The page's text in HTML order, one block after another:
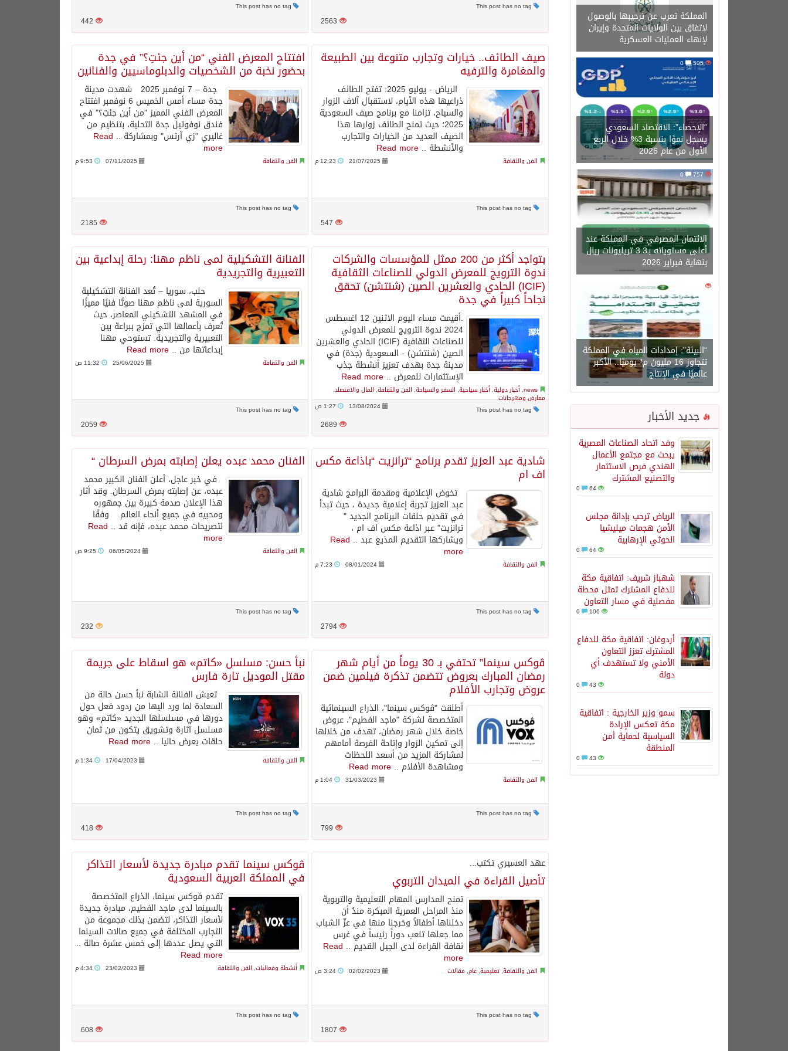
المملكة تعرب عن ترحيبها بالوصول
لاتفاق بين الولايات المتحدة وإيران
لإنهاء العمليات العسكرية
505
“الإحصاء”: الاقتصاد السعودي
يسجل نموًا بنسبة 3% خلال الربع
الأول من عام 2026
757
0
الائتمان المصرفي في المملكة عند
أعلى مستوياته بـ3.3 تريليونات ريال
بنهاية فبراير 2026
1471
“البيئة”: إمدادات المياه في المملكة
تتجاوز 16 مليون م³ يوميًا.. الأكبر
عالميًا في الإنتاج
جديد الأخبار
وفد اتحاد الصناعات المصرية
يبحث مع مجتمع الأعمال
الهندي فرص الاستثمار
والتصنيع المشترك
64
الرياض ترحب بإدانة مجلس
الأمن هجمات ميليشيا
الحوثي الإرهابية
64
شهباز شريف: اتفاقية مكة
للدفاع المشترك تمثل محطة
مفصلية في مسار التعاون
106
أردوغان: اتفاقية مكة للدفاع
المشترك تعزز التعاون
الأمني ولا تستهدف أي
دولة
43
سمو وزير الخارجية : اتفاقية
مكة تعكس الإرادة
السياسية لحماية أمن
المنطقة
43
This post has no tag
442 2563
افتتاح المعرض الفني “من أين جئتِ؟” في جدة
بحضور نخبة من الشخصيات والدبلوماسيين والفنانين
جدة – 7 نوفمبر 2025 شهدت مدينة
جدة مساء أمس الخميس 6 نوفمبر افتتاح
المعرض الفني المميز "من أين جئتِ؟" في
فندق نوفوتيل جدة التحلية، بتنظيم من
غاليري "زي آرتس" وبمشاركة .. Read
more
الفن والثقافة 07/11/2025
This post has no tag
2185
صيف الطائف.. خيارات وتجارب متنوعة بين الطبيعة
والمغامرة والترفيه
الرياض - يوليو 2025: تفتح الطائف
ذراعيها هذه الأيام، لاستقبال آلاف الزوار
والسياح، تزامنا مع برنامج صيف السعودية
2025؛ حيث تمنح الطائف زوارها هذا
الصيف العديد من الخيارات والتجارب
والأنشطة ..Read more
الفن والثقافة 21/07/2025 12:23 م
547
الفنانة التشكيلية لمى ناظم مهنا: رحلة إبداعية بين
التعبيرية والتجريدية
حلب، سوريا – تُعد الفنانة التشكيلية
السورية لمى ناظم مهنا صوتًا فنيًا مميزًا
في المشهد التشكيلي المعاصر، حيث
تُعرف بأعمالها التي تمزج ببراعة بين
التعبيرية والتجريدية. تستوحي مهنا
إبداعاتها من .. Read more
الفن والثقافة 25/06/2025
This post has no tag
2059
بتواجد أكثر من 200 ممثل للمؤسسات والشركات
ندوة الترويج للمعرض الدولي للصناعات الثقافية
(ICIF) الحادي والعشرين الصين (شنتشن) تحقق
نجاحاً كبيراً في جدة
.أقيمت مساء اليوم الاثنين 12 اغسطس
2024 ندوة الترويج للمعرض الدولي
للصناعات الثقافية (ICIF) الحادي والعشرين
الصين (شنتشن) - السعودية (جدة) في
مدينة جدة بهدف تعزيز أنشطة جذب
الإستثمارات للمعرض ..Read more
news
,أخبار دولية,أخبار سياحية, السفر والسياحة, الفن والثقافة, المال والاقتصاد,
معارض ومهرجانات
13/08/2024 1:27 ص
2689
الفنان محمد عبده يعلن إصابته بمرض السرطان “
في خبر عاجل، أعلن الفنان الكبير محمد
عبده، عن إصابته بمرض السرطان. وقد أثار
هذا الإعلان صدمة كبيرة بين جمهوره
ومحبيه في جميع أنحاء العالم. وفقًا
لتصريحات محمد عبده، فإنه قد .. Read
more
الفن والثقافة 06/05/2024
This post has no tag
232
شادية عبد العزيز تقدم برنامج “ترانزيت “باذاعة مكس
اف ام
تخوض الإعلامية ومقدمة البرامج شادية
عبد العزيز تجربة إعلامية جديدة ، حيث تبدأ
في تقديم حلقات البرنامج الجديد "
ترانزيت" عبر اذاعة مكس اف ام ،
ويشاركها التقديم المذيع عبد .. Read
more
الفن والثقافة 08/01/2024 7:23 م
2794
نبأ حسن: مسلسل «كاتم» هو اسقاط على جريمة
مقتل الموديل تارة فارس
تعيش الفنانة الشابة نبأ حسن حالة من
السعادة لما ورد اليها من ردود فعل حول
دورها في مسلسلها الجديد «كاتم» وهو
مسلسل اثارة وتشويق يتكون من ثمان
حلقات يعرض حاليا .. Read more
الفن والثقافة 17/04/2023
This post has no tag
418
ڤوكس سينما” تحتفي بـ 30 يوماً من أيام شهر
رمضان المبارك بعروض تتضمن تذكرة فيلمين ضمن
عروض وتجارب الأفلام
أطلقت "ڤوكس سينما"، الذراع السينمائية
المتخصصة لشركة "ماجد الفطيم"، عروض
خاصة خلال شهر رمضان، تهدف من خلالها
إلى تمكين الزوار وإتاحة الفرصة أمامهم
لمشاركة المزيد من أسعد اللحظات
ومشاهدة الأفلام ..Read more
الفن والثقافة 31/03/2023 1:04 م
799
ڤوكس سينما تقدم مبادرة جديدة لأسعار التذاكر
في المملكة العربية السعودية
تقدم ڤوكس سينما، الذراع المتخصصة
بالسينما لدى ماجد الفطيم، مبادرة جديدة
لأسعار التذاكر، لتضمن بذلك مجموعة من
التجارب المختلفة في جميع صالات السينما
التي يصل عددها إلى خمس عشرة صالة ..
Read more
أنشطة وفعاليات, الفن والثقافة 23/02/2023
This post has no tag
608
عهد العسيري تكتب...
‏تأصيل القراءة في الميدان التربوي
تمنح المدارس المهام التعليمية والتربوية
منذ المراحل العمرية المبكرة مندُ أن
دخلناها أطفالاً وخرجنا منها في عزّ الشباب
مما جعلها تلعب دوراً رئيساً في غرس
ثقافة القراءة لدى الجيل القديم .. Read
more
الفن والثقافة,تعليمية,عام, مقالات 02/02/2023 3:24 ص
1807